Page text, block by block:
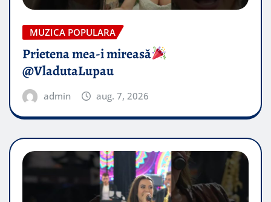
MUZICA POPULARA
Prietena mea-i mireasă​
@VladutaLupau
admin aug. 7, 2026